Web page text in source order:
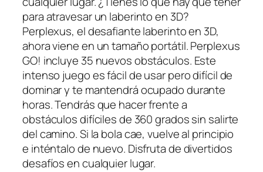
para atravesar un laberinto en 3D?
Perplexus, el desafiante laberinto en 3D,
ahora viene en un tamaño portátil. Perplexus
GO! incluye 35 nuevos obstáculos. Este
intenso juego es fácil de usar pero difícil de
dominar y te mantendrá ocupado durante
horas. Tendrás que hacer frente a
obstáculos difíciles de 360 grados sin salirte
del camino. Si la bola cae, vuelve al principio
e inténtalo de nuevo. Disfruta de divertidos
desafíos en cualquier lugar.